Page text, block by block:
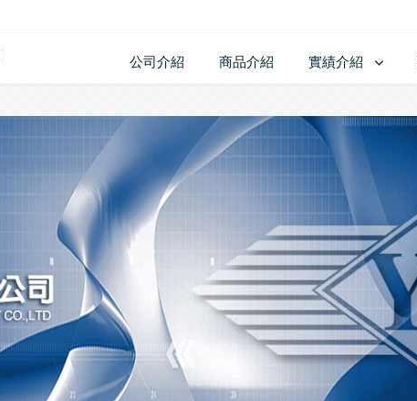
公司介紹 商品介紹 實績介紹